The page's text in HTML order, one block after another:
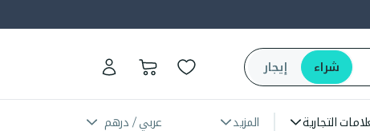
شراء إيجار
التجارية المزيد عربي / درهم